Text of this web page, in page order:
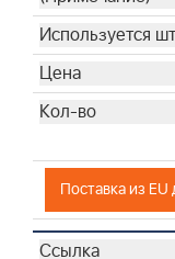
Поставка из